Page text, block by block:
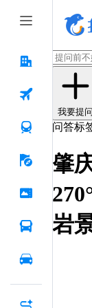
我要提问
问答标
肇
岩